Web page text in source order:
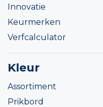
Innovatie
Keurmerken
Verfcalculator
Kleur
Assortiment
Prikbord